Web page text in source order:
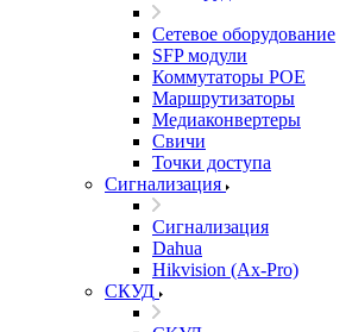
Сетевое оборудование
SFP модули
Коммутаторы POE
Маршрутизаторы
Медиаконвертеры
Свичи
Точки доступа
Сигнализация
Сигнализация
Dahua
Hikvision (Ax-Pro)
СКУД